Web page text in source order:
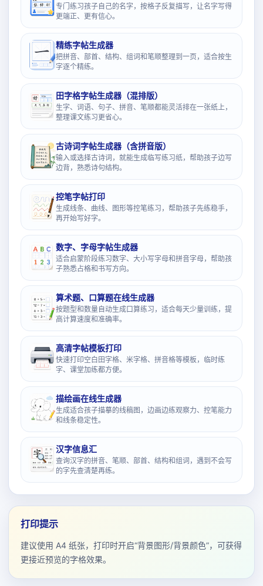
专门练习孩子自己的名字，按格子反复描写，让名字写得
更端正、更有信心。
精练字帖生成器
把拼音、部首、结构、组词和笔顺整理到一页，适合按生
字逐个精练。
田字格字帖生成器（混排版）
生字、词语、句子、拼音、笔顺都能灵活排在一张纸上，
整理课文练习更省心。
古诗词字帖生成器（含拼音版）
输入或选择古诗词，就能生成临写练习纸，帮助孩子边写
边背，熟悉诗句结构。
控笔字帖打印
生成线条、曲线、图形等控笔练习，帮助孩子先练稳手，
再开始写好字。
数字、字母字帖生成器
适合启蒙阶段练习数字、大小写字母和拼音字母，帮助孩
子熟悉占格和书写方向。
算术题、口算题在线生成器
按题型和数量自动生成口算练习，适合每天少量训练，提
高计算速度和准确率。
高清字帖模板打印
快速打印空白田字格、米字格、拼音格等模板，临时练
字、课堂加练都方便。
描绘画在线生成器
生成适合孩子描摹的线稿图，边画边练观察力、控笔能力
和线条稳定性。
汉字信息汇
查询汉字的拼音、笔顺、部首、结构和组词，遇到不会写
的字先查清楚再练。
打印提示
建议使用 A4 纸张，打印时开启“背景图形/背景颜色”，可获得
更接近预览的字格效果。